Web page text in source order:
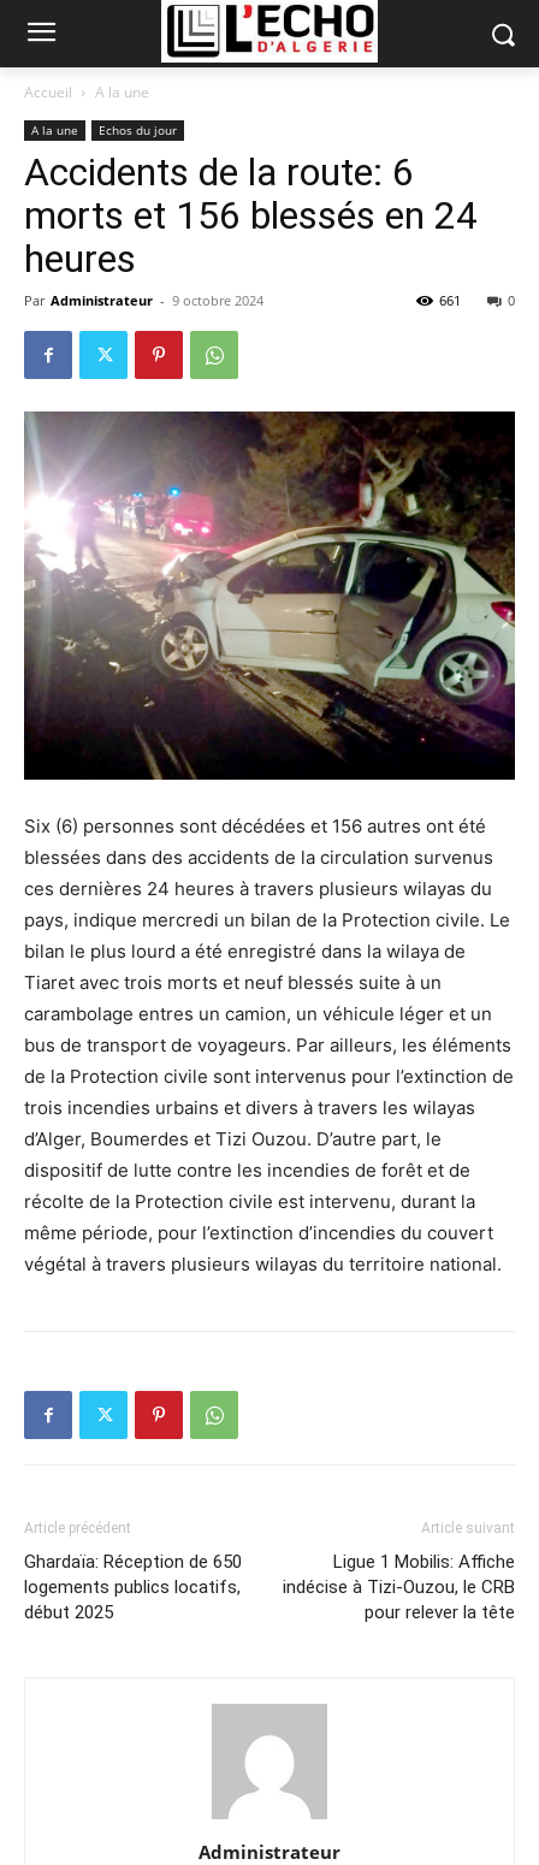
Accueil A la une
A la une Echos du jour
Accidents de la route: 6
morts et 156 blessés en 24
heures
Par Administrateur - 9 octobre 2024 0
661
Six (6) personnes sont décédées et 156 autres ont été
blessées dans des accidents de la circulation survenus
ces dernières 24 heures à travers plusieurs wilayas du
pays, indique mercredi un bilan de la Protection civile. Le
bilan le plus lourd a été enregistré dans la wilaya de
Tiaret avec trois morts et neuf blessés suite à un
carambolage entres un camion, un véhicule léger et un
bus de transport de voyageurs. Par ailleurs, les éléments
de la Protection civile sont intervenus pour l’extinction de
trois incendies urbains et divers à travers les wilayas
d’Alger, Boumerdes et Tizi Ouzou. D’autre part, le
dispositif de lutte contre les incendies de forêt et de
récolte de la Protection civile est intervenu, durant la
même période, pour l’extinction d’incendies du couvert
végétal à travers plusieurs wilayas du territoire national.
Article précédent
Ghardaïa: Réception de 650
logements publics locatifs,
début 2025
Article suivant
Ligue 1 Mobilis: Affiche
indécise à Tizi-Ouzou, le CRB
pour relever la tête
Administrateur